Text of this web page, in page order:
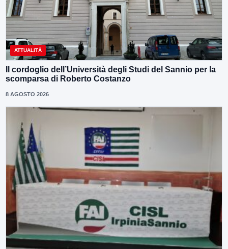
ATTUALITÀ
Il cordoglio dell’Università degli Studi del Sannio per la
scomparsa di Roberto Costanzo
8 AGOSTO 2026